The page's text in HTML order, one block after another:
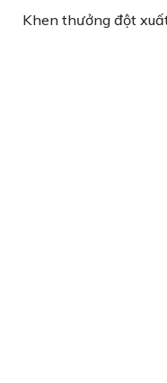
Khen thưởng đột